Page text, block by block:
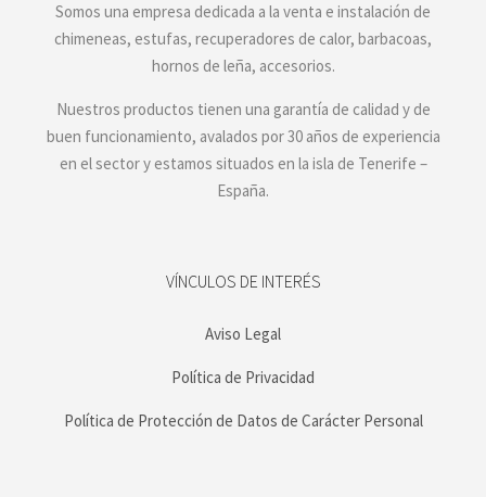
Somos una empresa dedicada a la venta e instalación de
chimeneas, estufas, recuperadores de calor, barbacoas,
hornos de leña, accesorios.
Nuestros productos tienen una garantía de calidad y de
buen funcionamiento, avalados por 30 años de experiencia
en el sector y estamos situados en la isla de Tenerife –
España.
VÍNCULOS DE INTERÉS
Aviso Legal
Política de Privacidad
Política de Protección de Datos de Carácter Personal